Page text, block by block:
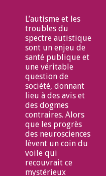
L’autisme et les
troubles du
spectre autistique
sont un enjeu de
santé publique et
une véritable
question de
société, donnant
lieu à des avis et
des dogmes
contraires. Alors
que les progrès
des neurosciences
lèvent un coin du
voile qui
recouvrait ce
mystérieux